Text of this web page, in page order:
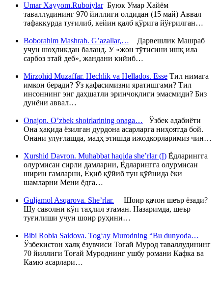
Umar Xayyom.RuboiylarБуюк Умар Хайём
таваллудининг 970 йиллиги олдидан (15 май) Аввал
тафаккурда туғилиб, кейин қалб қўрига йўғрилган…
Boborahim Mashrab. G’azallar,… Дарвешлик Машраб
учун шоҳликдан баланд. У «жон тўтисини ишқ ила
сарбоз этай деб», жандани кийиб…
Mirzohid Muzaffar. Hechlik va Hellados. Esse Тил нимага
имкон беради? Ўз қафасимизни яратишгами? Тил
инсоннинг энг даҳшатли эринчоқлиги эмасмиди? Биз
дунёни аввал…
Onajon. O’zbek shoirlarining onaga… Ўзбек адабиёти
Она ҳақида ёзилган дурдона асарларга ниҳоятда бой.
Онани улуғлашда, мадҳ этишда ижодкорларимиз чин…
Xurshid Davron. Muhabbat haqida she’rlar (I) Ёдларингга
олурмисан сирли дамларни, Ёдларингга олурмисан
ширин ғамларни, Ёқиб қўйиб тун қўйнида ёки
шамларни Мени ёдга…
Guljamol Asqarova. She’rlar. Шоир қачон шеър ёзади?
Шу саволни кўп таҳлил этаман. Назаримда, шеър
туғилиши учун шоир руҳини…
Bibi Robia Saidova. Tog‘ay Murodning “Bu dunyoda…
Ўзбекистон халқ ёзувчиси Тоғай Мурод таваллудининг
70 йиллиги Тоғай Муроднинг ушбу романи Кафка ва
Камю асарлари…